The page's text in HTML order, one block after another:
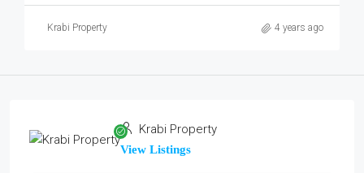
Krabi Property 4 years ago
Krabi Property
View Listings